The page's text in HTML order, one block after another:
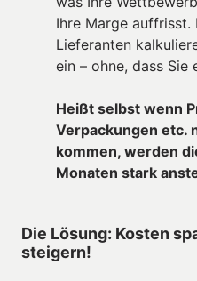
Ihre Marge
Lieferanten
ein – ohne, dass Sie
Heißt selbst wenn
Verpackungen etc.
kommen, werden
Monaten stark
Die Lösung: Kosten
steigern!